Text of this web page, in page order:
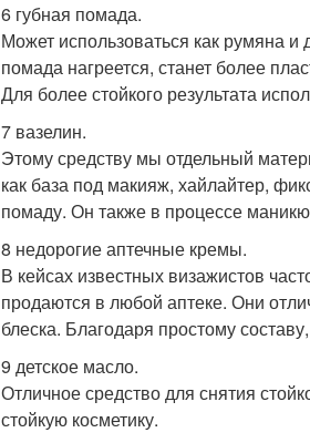
6 губная помада.
Может использоваться как румяна
помада нагреется, станет более
Для более стойкого результата
7 вазелин.
Этому средству мы отдельный
как база под макияж, хайлайтер,
помаду. Он также в процессе
8 недорогие аптечные кремы.
В кейсах известных визажистов
продаются в любой аптеке. Они
блеска. Благодаря простому
9 детское масло.
Отличное средство для снятия
стойкую косметику.